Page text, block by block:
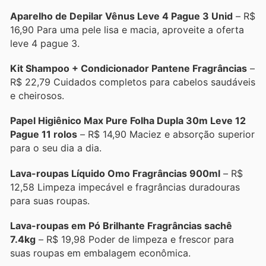
Aparelho de Depilar Vênus Leve 4 Pague 3 Unid – R$
16,90 Para uma pele lisa e macia, aproveite a oferta
leve 4 pague 3.
Kit Shampoo + Condicionador Pantene Fragrâncias –
R$ 22,79 Cuidados completos para cabelos saudáveis
e cheirosos.
Papel Higiênico Max Pure Folha Dupla 30m Leve 12
Pague 11 rolos – R$ 14,90 Maciez e absorção superior
para o seu dia a dia.
Lava-roupas Líquido Omo Fragrâncias 900ml – R$
12,58 Limpeza impecável e fragrâncias duradouras
para suas roupas.
Lava-roupas em Pó Brilhante Fragrâncias sachê
7.4kg – R$ 19,98 Poder de limpeza e frescor para
suas roupas em embalagem econômica.